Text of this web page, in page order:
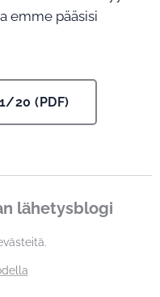
emme pääsisi
20 (PDF)
lähetysblogi